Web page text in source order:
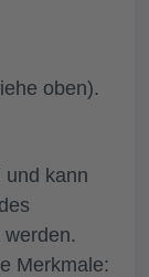
oben).
und kann
Merkmale: